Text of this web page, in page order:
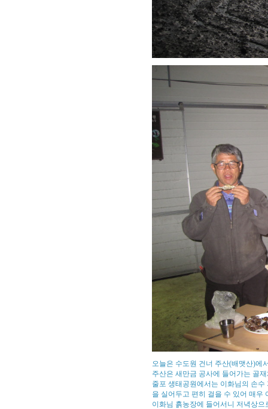
오늘은 수도원 건너 주산(배맷산)에
주산은 새만금 공사에 들어가는 골
줄포 생태공원에서는 이화님의 손
을 실어두고 편히 걸을 수 있어 매우
이화님 흙농장에 들어서니 저녁상